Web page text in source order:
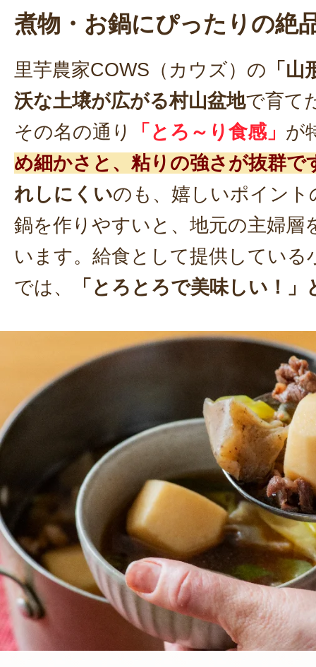
煮物・お鍋にぴったりの絶
里芋農家COWS（カウズ）の 「
沃な土壌が広がる村山盆地で育て
その名の通り
「とろ～り食感」 が
め細かさと、粘りの強さが抜群で
れしにくいのも、嬉しいポイント
鍋を作りやすいと、地元の主婦層
います。給食として提供している
では、
「とろとろで美味しい！」